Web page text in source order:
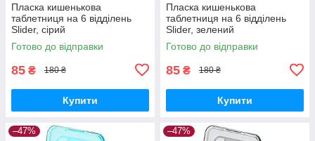
Пласка кишенькова
таблетниця на 6 відділень
Slider, сірий
Готово до відправки
85 ₴ 180 ₴
Купити
Пласка кишенькова
таблетниця на 6 відділень
Slider, зелений
Готово до відправки
85 ₴ 180 ₴
Купити
–47% –47%